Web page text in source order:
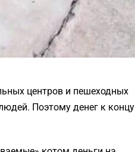
центров и пешеходных
Поэтому денег к концу